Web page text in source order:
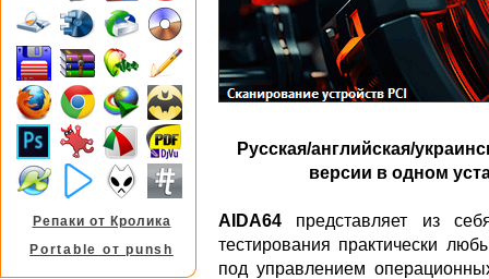
Русская/английская/
версии в одном
AIDA64 представляет из
тестирования практически
под управлением
Репаки от Кролика
Portable от punsh